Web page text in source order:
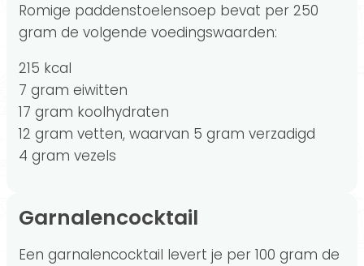
Romige paddenstoelensoep bevat per 250
gram de volgende voedingswaarden:
215 kcal
7 gram eiwitten
17 gram koolhydraten
12 gram vetten, waarvan 5 gram verzadigd
4 gram vezels
Garnalencocktail
Een garnalencocktail levert je per 100 gram de